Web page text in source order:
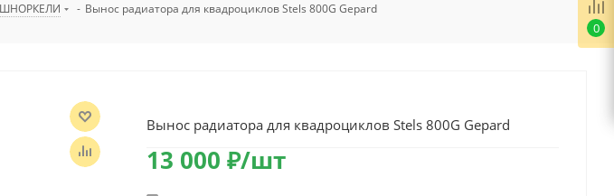
- Вынос радиатора для квадроциклов Stels 800G Gepard
Вынос радиатора для квадроциклов Stels 800G Gepard
13 000 ₽/шт
0